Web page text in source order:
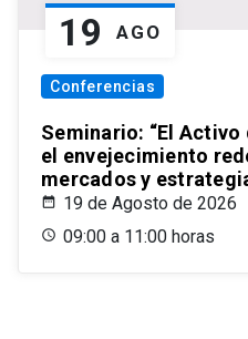
19 AGO
Conferencias
Seminario: “El
el envejecimiento
mercados y
19 de Agosto de 2026
09:00 a 11:00 horas